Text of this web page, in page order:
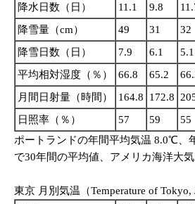
降水日数（日）
11.1 9.8
降雪量（cm）
49 31 32
降雪日数（日）
7.9 6.1 5.1
平均相対湿度（％）
66.8 65.2
月間日射量（時間）
164.8 172.8
日照率（％）
57 59 55
ポートランドの年間平均気温 8.0℃、
で30年間の平均値、アメリカ海洋大
東京 月別気温（Temperature of Tokyo,